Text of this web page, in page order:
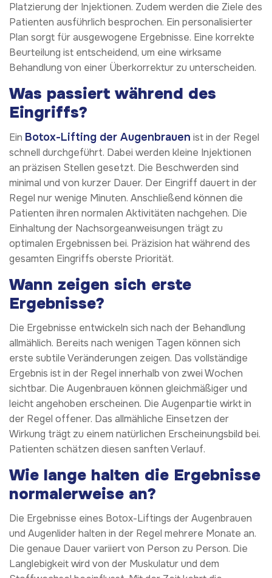
Platzierung der Injektionen. Zudem werden die Ziele des
Patienten ausführlich besprochen. Ein personalisierter
Plan sorgt für ausgewogene Ergebnisse. Eine korrekte
Beurteilung ist entscheidend, um eine wirksame
Behandlung von einer Überkorrektur zu unterscheiden.
Was passiert während des
Eingriffs?
Ein Botox-Lifting der Augenbrauen ist in der Regel
schnell durchgeführt. Dabei werden kleine Injektionen
an präzisen Stellen gesetzt. Die Beschwerden sind
minimal und von kurzer Dauer. Der Eingriff dauert in der
Regel nur wenige Minuten. Anschließend können die
Patienten ihren normalen Aktivitäten nachgehen. Die
Einhaltung der Nachsorgeanweisungen trägt zu
optimalen Ergebnissen bei. Präzision hat während des
gesamten Eingriffs oberste Priorität.
Wann zeigen sich erste
Ergebnisse?
Die Ergebnisse entwickeln sich nach der Behandlung
allmählich. Bereits nach wenigen Tagen können sich
erste subtile Veränderungen zeigen. Das vollständige
Ergebnis ist in der Regel innerhalb von zwei Wochen
sichtbar. Die Augenbrauen können gleichmäßiger und
leicht angehoben erscheinen. Die Augenpartie wirkt in
der Regel offener. Das allmähliche Einsetzen der
Wirkung trägt zu einem natürlichen Erscheinungsbild bei.
Patienten schätzen diesen sanften Verlauf.
Wie lange halten die Ergebnisse
normalerweise an?
Die Ergebnisse eines Botox-Liftings der Augenbrauen
und Augenlider halten in der Regel mehrere Monate an.
Die genaue Dauer variiert von Person zu Person. Die
Langlebigkeit wird von der Muskulatur und dem